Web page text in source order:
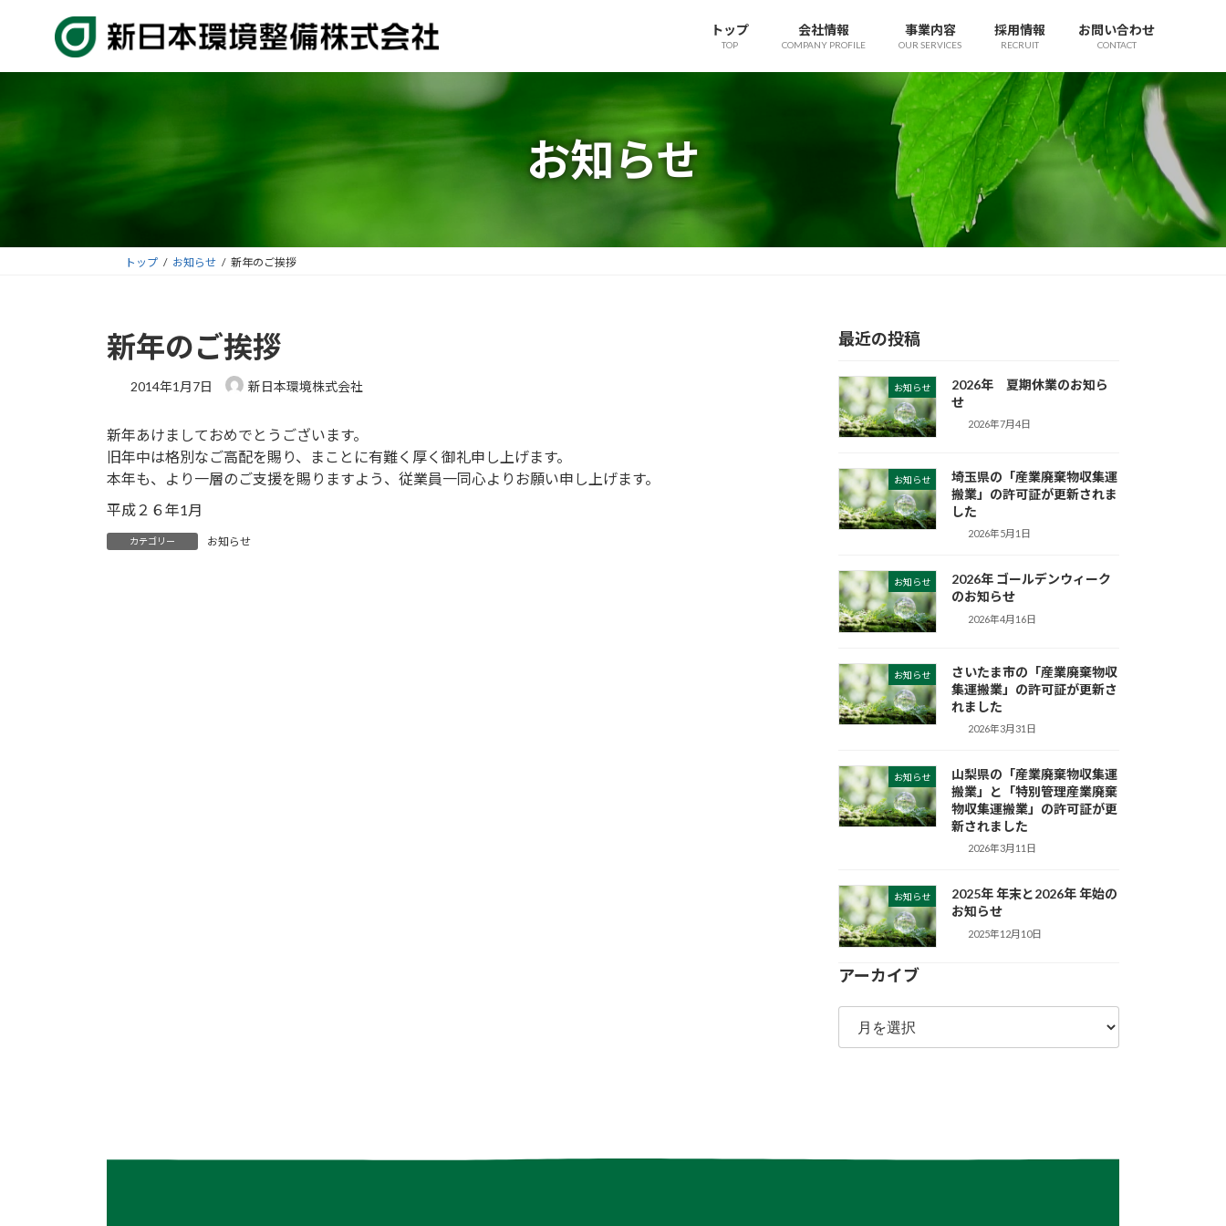
ン
へ
ー
ョ
トップ
TOP
会社情報
COMPANY PROFILE
事業内容
OUR SERVICES
採用情報
RECRUIT
お問い合わせ
CONTACT
お知らせ
トップ お知らせ 新年のご挨拶
新年のご挨拶
2014年1月7日 新日本環境株式会社
新年あけましておめでとうございます。
旧年中は格別なご高配を賜り、まことに有難く厚く御礼申し上げます。
本年も、より一層のご支援を賜りますよう、従業員一同心よりお願い申し上げます。
平成２６年1月
カテゴリー お知らせ
最近の投稿
お知らせ
2026年 夏期休業のお知ら
せ
2026年7月4日
お知らせ
埼玉県の「産業廃棄物収集運
搬業」の許可証が更新されま
した
2026年5月1日
お知らせ
2026年 ゴールデンウィーク
のお知らせ
2026年4月16日
お知らせ
さいたま市の「産業廃棄物収
集運搬業」の許可証が更新さ
れました
2026年3月31日
お知らせ
山梨県の「産業廃棄物収集運
搬業」と「特別管理産業廃棄
物収集運搬業」の許可証が更
新されました
2026年3月11日
お知らせ
2025年 年末と2026年 年始の
お知らせ
2025年12月10日
アーカイブ
ア
カ